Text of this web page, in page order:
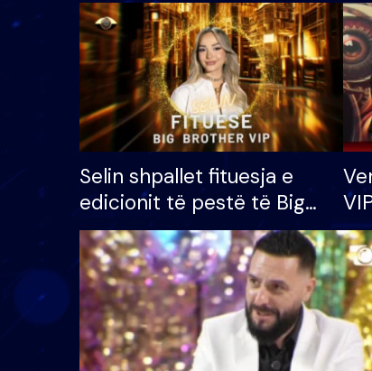
Selin shpallet fituesja e
edicionit të pestë të Big
Brother VIP, rrëmben
çmimin e madh prej 100
mijë eurosh